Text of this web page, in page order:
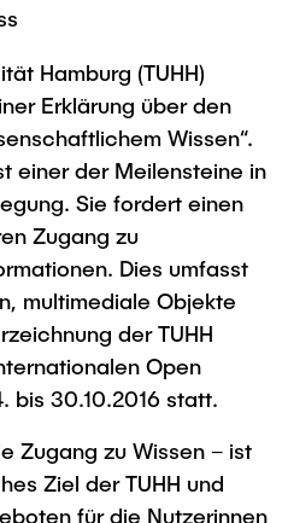
to Face Climate
Support
News
in Education
and Technology
Team
Hamburg (TUHH)
Erklärung über den
Wissen“.
einer der Meilensteine in
Sie fordert einen
Zugang zu
Dies umfasst
multimediale Objekte
der TUHH
Open
bis 30.10.2016 statt.
Zugang zu Wissen – ist
Ziel der TUHH und
für die Nutzerinnen